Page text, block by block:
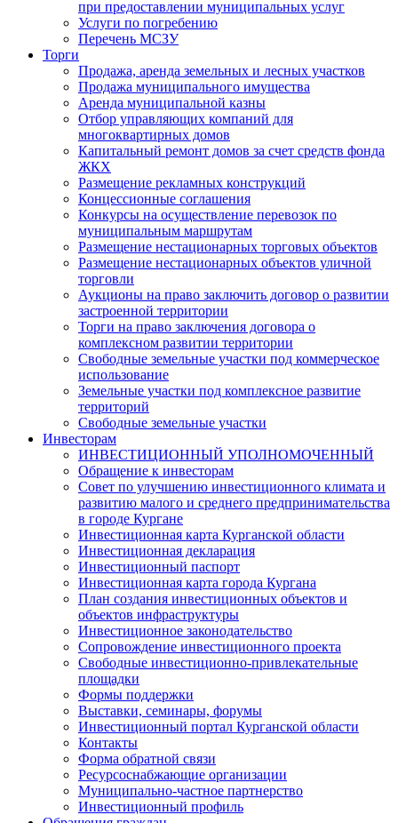
при предоставлении муниципальных услуг
Услуги по погребению
Перечень МСЗУ
Торги
Продажа, аренда земельных и лесных участков
Продажа муниципального имущества
Аренда муниципальной казны
Отбор управляющих компаний для
многоквартирных домов
Капитальный ремонт домов за счет средств фонда
ЖКХ
Размещение рекламных конструкций
Концессионные соглашения
Конкурсы на осуществление перевозок по
муниципальным маршрутам
Размещение нестационарных торговых объектов
Размещение нестационарных объектов уличной
торговли
Аукционы на право заключить договор о развитии
застроенной территории
Торги на право заключения договора о
комплексном развитии территории
Свободные земельные участки под коммерческое
использование
Земельные участки под комплексное развитие
территорий
Свободные земельные участки
Инвесторам
ИНВЕСТИЦИОННЫЙ УПОЛНОМОЧЕННЫЙ
Обращение к инвесторам
Совет по улучшению инвестиционного климата и
развитию малого и среднего предпринимательства
в городе Кургане
Инвестиционная карта Курганской области
Инвестиционная декларация
Инвестиционный паспорт
Инвестиционная карта города Кургана
План создания инвестиционных объектов и
объектов инфраструктуры
Инвестиционное законодательство
Сопровождение инвестиционного проекта
Свободные инвестиционно-привлекательные
площадки
Формы поддержки
Выставки, семинары, форумы
Инвестиционный портал Курганской области
Контакты
Форма обратной связи
Ресурсоснабжающие организации
Муниципально-частное партнерство
Инвестиционный профиль